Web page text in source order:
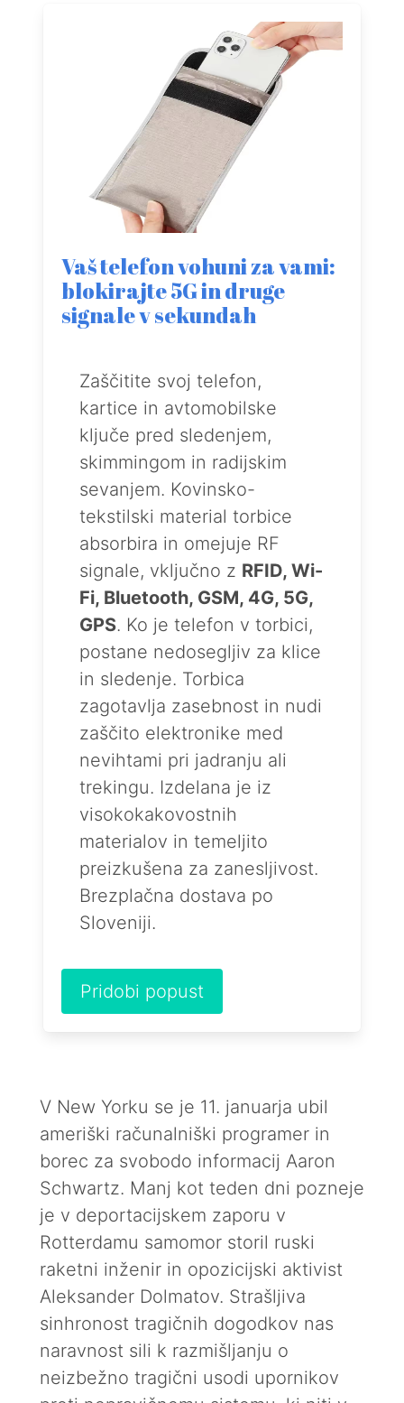
Vaš telefon vohuni za vami:
blokirajte 5G in druge
signale v sekundah
Zaščitite svoj telefon,
kartice in avtomobilske
ključe pred sledenjem,
skimmingom in radijskim
sevanjem. Kovinsko-
tekstilski material torbice
absorbira in omejuje RF
signale, vključno z RFID, Wi-
Fi, Bluetooth, GSM, 4G, 5G,
GPS. Ko je telefon v torbici,
postane nedosegljiv za klice
in sledenje. Torbica
zagotavlja zasebnost in nudi
zaščito elektronike med
nevihtami pri jadranju ali
trekingu. Izdelana je iz
visokokakovostnih
materialov in temeljito
preizkušena za zanesljivost.
Brezplačna dostava po
Sloveniji.
Pridobi popust
V New Yorku se je 11. januarja ubil
ameriški računalniški programer in
borec za svobodo informacij Aaron
Schwartz. Manj kot teden dni pozneje
je v deportacijskem zaporu v
Rotterdamu samomor storil ruski
raketni inženir in opozicijski aktivist
Aleksander Dolmatov. Strašljiva
sinhronost tragičnih dogodkov nas
naravnost sili k razmišljanju o
neizbežno tragični usodi upornikov